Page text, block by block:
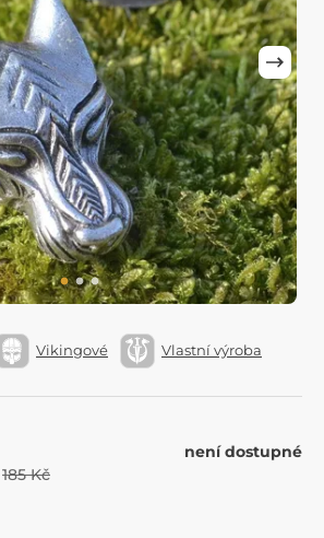
Vikingové Vlastní výroba
185 Kč
není dostupné